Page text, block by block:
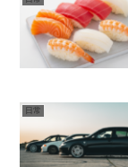
日常